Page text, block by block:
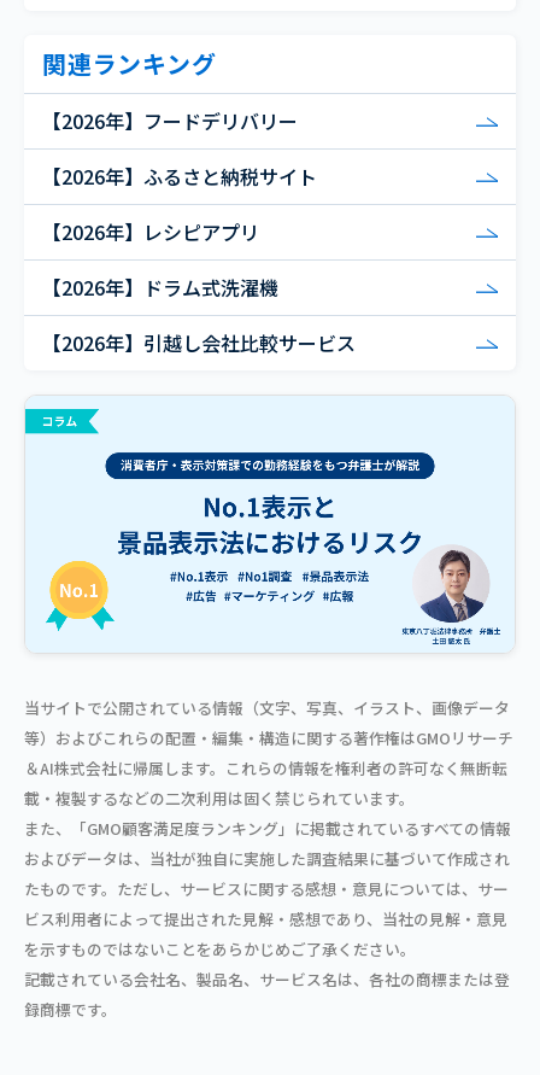
関連ランキング
【2026年】フードデリバリー
【2026年】ふるさと納税サイト
【2026年】レシピアプリ
【2026年】ドラム式洗濯機
【2026年】引越し会社比較サービス
当サイトで公開されている情報（文字、写真、イラスト、画像データ
等）およびこれらの配置・編集・構造に関する著作権はGMOリサーチ
＆AI株式会社に帰属します。これらの情報を権利者の許可なく無断転
載・複製するなどの二次利用は固く禁じられています。
また、「GMO顧客満足度ランキング」に掲載されているすべての情報
およびデータは、当社が独自に実施した調査結果に基づいて作成され
たものです。ただし、サービスに関する感想・意見については、サー
ビス利用者によって提出された見解・感想であり、当社の見解・意見
を示すものではないことをあらかじめご了承ください。
記載されている会社名、製品名、サービス名は、各社の商標または登
録商標です。